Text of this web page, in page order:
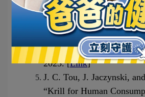
Mansour Alblaji et al.,
Supplementation During
Fasting in Adults With
Obesity: A Randomized
2025. [Link]
J. C. Tou, J. Jaczynski,
“Krill for Human